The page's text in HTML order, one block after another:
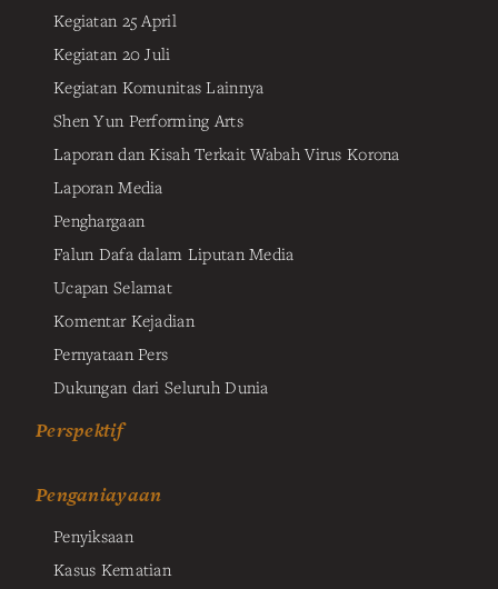
Kegiatan 25 April
Kegiatan 20 Juli
Kegiatan Komunitas Lainnya
Shen Yun Performing Arts
Laporan dan Kisah Terkait Wabah Virus Korona
Laporan Media
Penghargaan
Falun Dafa dalam Liputan Media
Ucapan Selamat
Komentar Kejadian
Pernyataan Pers
Dukungan dari Seluruh Dunia
Perspektif
Penganiayaan
Penyiksaan
Kasus Kematian